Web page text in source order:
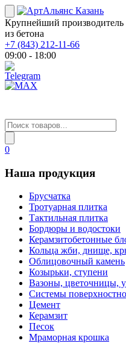
Крупнейший производитель
из бетона
+7 (843) 212-11-66
09:00 - 18:00
0
Наша продукция
Брусчатка
Тротуарная плитка
Тактильная плитка
Бордюры и водостоки
Керамзитобетонные
Кольца жби, днище,
Облицовочный камень
Козырьки, ступени
Вазоны, цветочницы,
Системы
Цемент
Керамзит
Песок
Мраморная крошка